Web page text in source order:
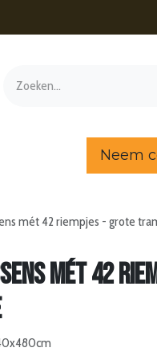
Neem
mét 42 riempjes - grote
mét 42